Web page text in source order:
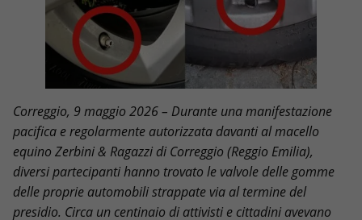
Correggio, 9 maggio 2026 – Durante una manifestazione
pacifica e regolarmente autorizzata davanti al macello
equino Zerbini & Ragazzi di Correggio (Reggio Emilia),
diversi partecipanti hanno trovato le valvole delle gomme
delle proprie automobili strappate via al termine del
presidio. Circa un centinaio di attivisti e cittadini avevano